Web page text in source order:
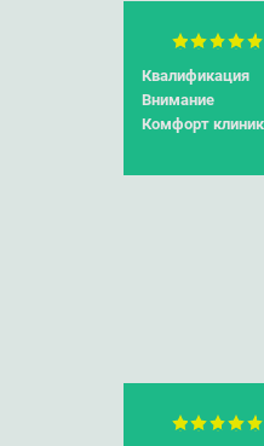
Квалификация
Внимание
Комфорт